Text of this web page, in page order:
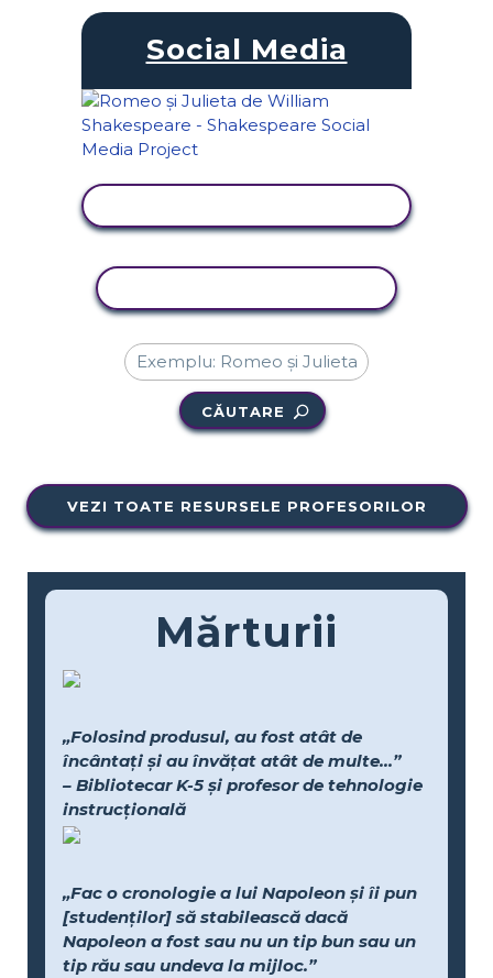
Social Media
CĂUTARE
VEZI TOATE RESURSELE PROFESORILOR
Mărturii
„Folosind produsul, au fost atât de
încântați și au învățat atât de multe...”
– Bibliotecar K-5 și profesor de tehnologie
instrucțională
„Fac o cronologie a lui Napoleon și îi pun
[studenților] să stabilească dacă
Napoleon a fost sau nu un tip bun sau un
tip rău sau undeva la mijloc.”